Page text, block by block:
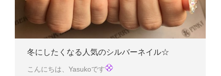
冬にしたくなる人気のシルバーネイル☆
こんにちは、Yasukoです